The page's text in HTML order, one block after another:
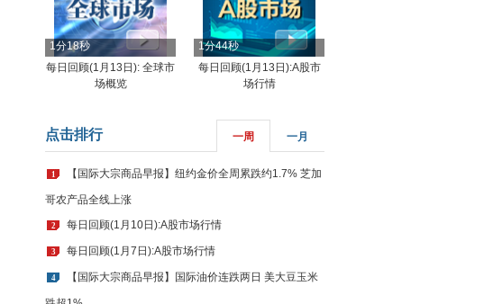
1分18秒
每日回顾(1月13日): 全球市
场概览
1分44秒
每日回顾(1月13日):A股市
场行情
点击排行 一周 一月
1 【国际大宗商品早报】纽约金价全周累跌约1.7% 芝加
哥农产品全线上涨
2 每日回顾(1月10日):A股市场行情
3 每日回顾(1月7日):A股市场行情
4 【国际大宗商品早报】国际油价连跌两日 美大豆玉米